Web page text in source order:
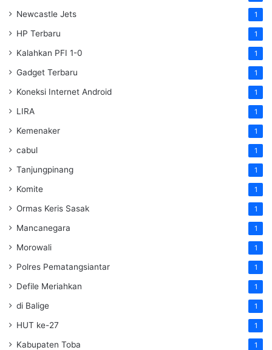
Newcastle Jets 1
HP Terbaru 1
Kalahkan PFI 1-0 1
Gadget Terbaru 1
Koneksi Internet Android 1
LIRA 1
Kemenaker 1
cabul 1
Tanjungpinang 1
Komite 1
Ormas Keris Sasak 1
Mancanegara 1
Morowali 1
Polres Pematangsiantar 1
Defile Meriahkan 1
di Balige 1
HUT ke-27 1
Kabupaten Toba 1